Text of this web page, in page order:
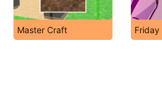
Master Craft